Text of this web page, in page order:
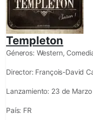
Templeton
Géneros: Western,
Director: François-David
Lanzamiento: 23 de
País: FR